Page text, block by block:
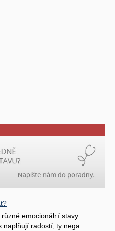
emocionální stavy.
naplňují radostí, ty nega ..